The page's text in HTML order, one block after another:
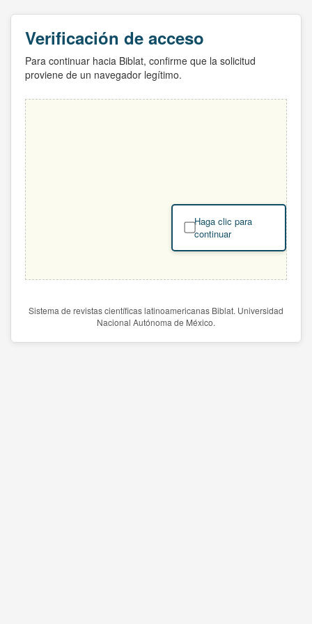
Verificación de acceso
Para continuar hacia Biblat, confirme que la solicitud
proviene de un navegador legítimo.
Haga clic para
continuar
Sistema de revistas científicas latinoamericanas Biblat. Universidad
Nacional Autónoma de México.